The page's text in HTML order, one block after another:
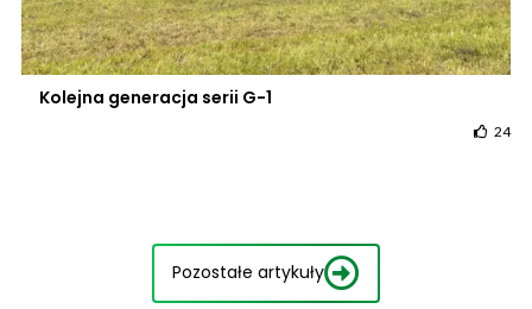
Kolejna generacja serii G-1
24
Pozostałe artykuły